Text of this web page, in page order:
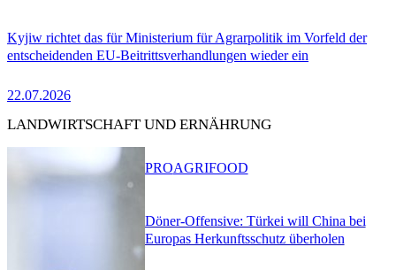
Kyjiw richtet das für Ministerium für Agrarpolitik im Vorfeld der
entscheidenden EU-Beitrittsverhandlungen wieder ein
22.07.2026
LANDWIRTSCHAFT UND ERNÄHRUNG
Döner-Offensive: Türkei will China bei
Europas Herkunftsschutz überholen
PROAGRIFOOD